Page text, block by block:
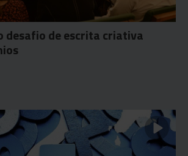
desafio de escrita criativa